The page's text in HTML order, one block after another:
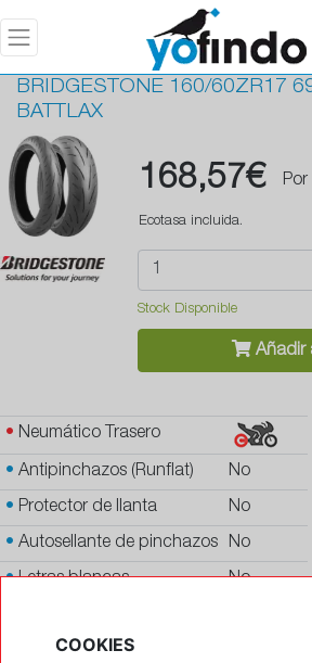
BRIDGESTONE 160/60ZR17
BATTLAX
168,57€
Ecotasa incluida.
Stock Disponible
Añadir
• Neumático Trasero
• Antipinchazos (Runflat) No
• Protector de llanta No
• Autosellante de pinchazos No
•Letras blancas No
COOKIES